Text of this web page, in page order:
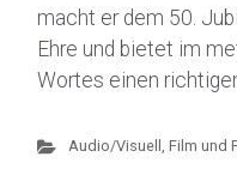
macht er dem 50.
Ehre und bietet im
Wortes einen
Audio/Visuell , Film und